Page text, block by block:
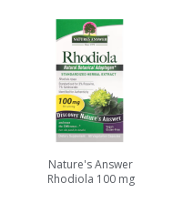
Nature's Answer
Rhodiola 100 mg